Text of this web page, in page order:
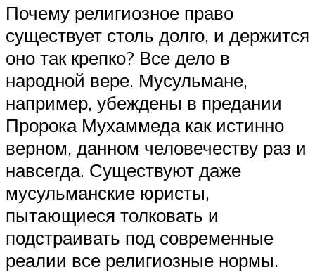
Почему религиозное право
существует столь долго, и держится
оно так крепко? Все дело в
народной вере. Мусульмане,
например, убеждены в предании
Пророка Мухаммеда как истинно
верном, данном человечеству раз и
навсегда. Существуют даже
мусульманские юристы,
пытающиеся толковать и
подстраивать под современные
реалии все религиозные нормы.